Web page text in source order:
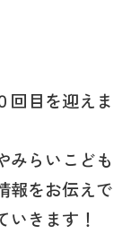
回目を迎えま
みらいこども
報をお伝えで
いきます！